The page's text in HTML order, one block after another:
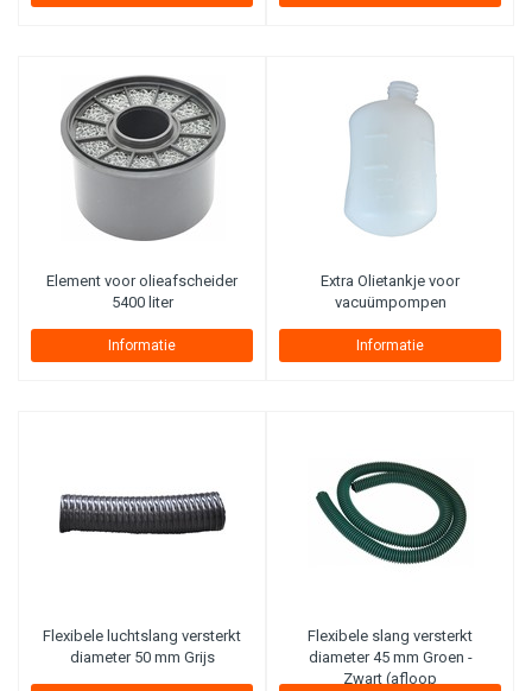
Element voor olieafscheider
5400 liter
Informatie
Extra Olietankje voor
vacuümpompen
Informatie
Flexibele luchtslang versterkt
diameter 50 mm Grijs
Flexibele slang versterkt
diameter 45 mm Groen -
Zwart (afloop